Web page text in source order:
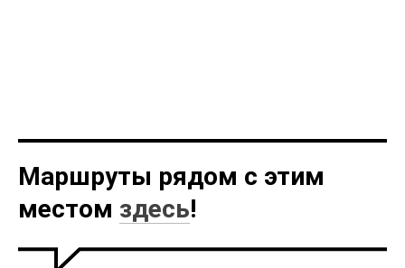
Маршруты рядом с этим
местом здесь!